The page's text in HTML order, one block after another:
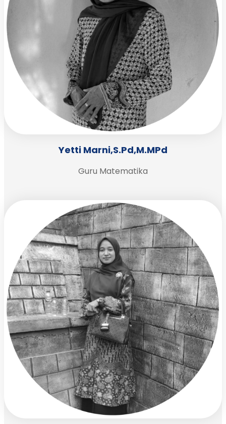
Yetti Marni,S.Pd,M.MPd
Guru Matematika